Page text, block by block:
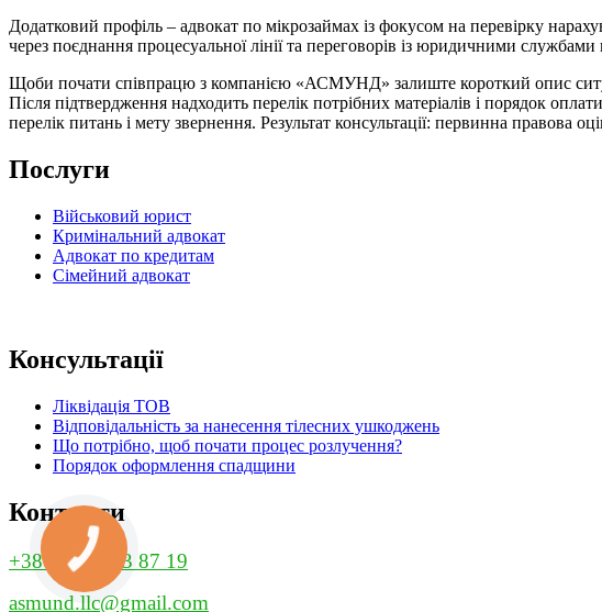
Додатковий профіль – адвокат по мікрозаймах із фокусом на перевірку
через поєднання процесуальної лінії та переговорів із юридичними
Щоби почати співпрацю з компанією «АСМУНД» залиште короткий опис
Після підтвердження надходить перелік потрібних матеріалів і порядок
перелік питань і мету звернення. Результат консультації: первинна правова
Послуги
Військовий юрист
Кримінальний адвокат
Адвокат по кредитам
Сімейний адвокат
Консультації
Ліквідація ТОВ
Відповідальність за нанесення тілесних ушкоджень
Що потрібно, щоб почати процес розлучення?
Порядок оформлення спадщини
Контакти
+38 (067) 373 87 19
asmund.llc@gmail.com